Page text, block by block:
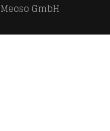
Meoso GmbH